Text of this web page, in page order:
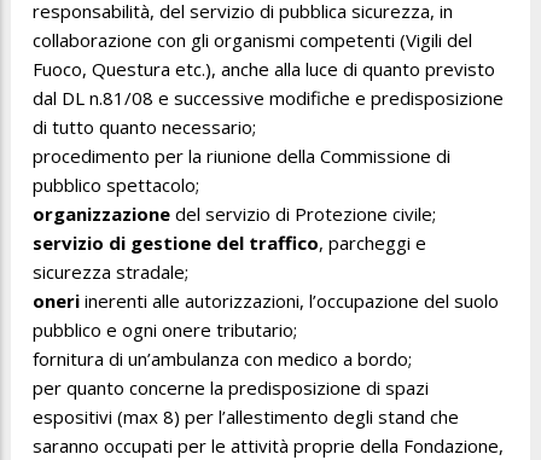
responsabilità, del servizio di pubblica sicurezza, in
collaborazione con gli organismi competenti (Vigili del
Fuoco, Questura etc.), anche alla luce di quanto previsto
dal DL n.81/08 e successive modifiche e predisposizione
di tutto quanto necessario;
procedimento per la riunione della Commissione di
pubblico spettacolo;
organizzazione del servizio di Protezione civile;
servizio di gestione del traffico, parcheggi e
sicurezza stradale;
oneri inerenti alle autorizzazioni, l’occupazione del suolo
pubblico e ogni onere tributario;
fornitura di un’ambulanza con medico a bordo;
per quanto concerne la predisposizione di spazi
espositivi (max 8) per l’allestimento degli stand che
saranno occupati per le attività proprie della Fondazione,